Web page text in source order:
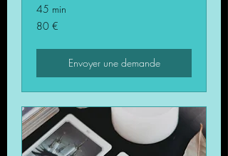
45 min
80
euros
80 €
Envoyer une demande